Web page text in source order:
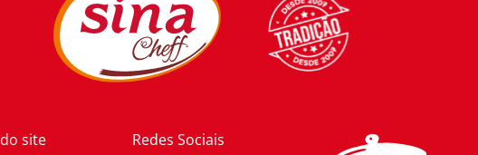
site Redes Sociais